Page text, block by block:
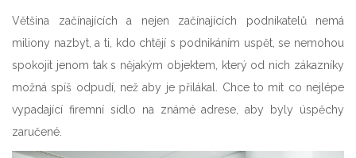
Většina začínajících a nejen začínajících podnikatelů nemá
miliony nazbyt, a ti, kdo chtějí s podnikáním uspět, se nemohou
spokojit jenom tak s nějakým objektem, který od nich zákazníky
možná spíš odpudí, než aby je přilákal. Chce to mít co nejlépe
vypadající firemní sídlo na známé adrese, aby byly úspěchy
zaručené.